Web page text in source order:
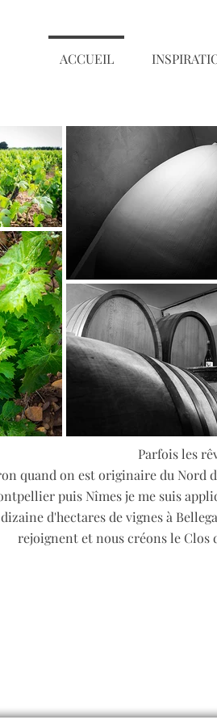
ACCUEIL
Parfois les
quand on est originaire du Nord
puis Nîmes je me suis
d'hectares de vignes à
rejoignent et nous créons le Clos